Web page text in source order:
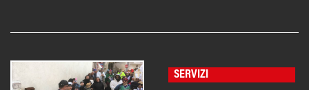
SERVIZI